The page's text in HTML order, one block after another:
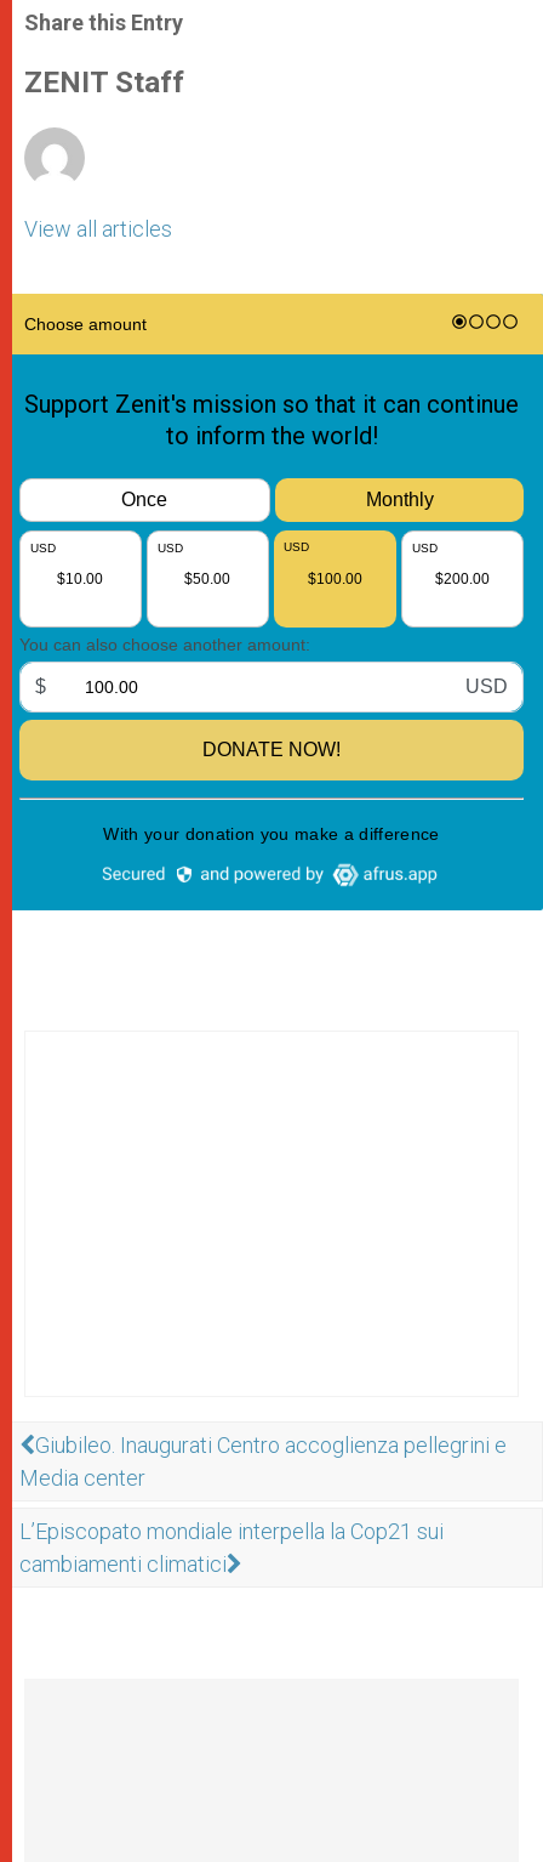
t
s
p
p
s
e
g
e
e
b
o
k
Share this Entry
ZENIT Staff
View all articles
Giubileo. Inaugurati Centro accoglienza pellegrini e
Media center
L’Episcopato mondiale interpella la Cop21 sui
cambiamenti climatici